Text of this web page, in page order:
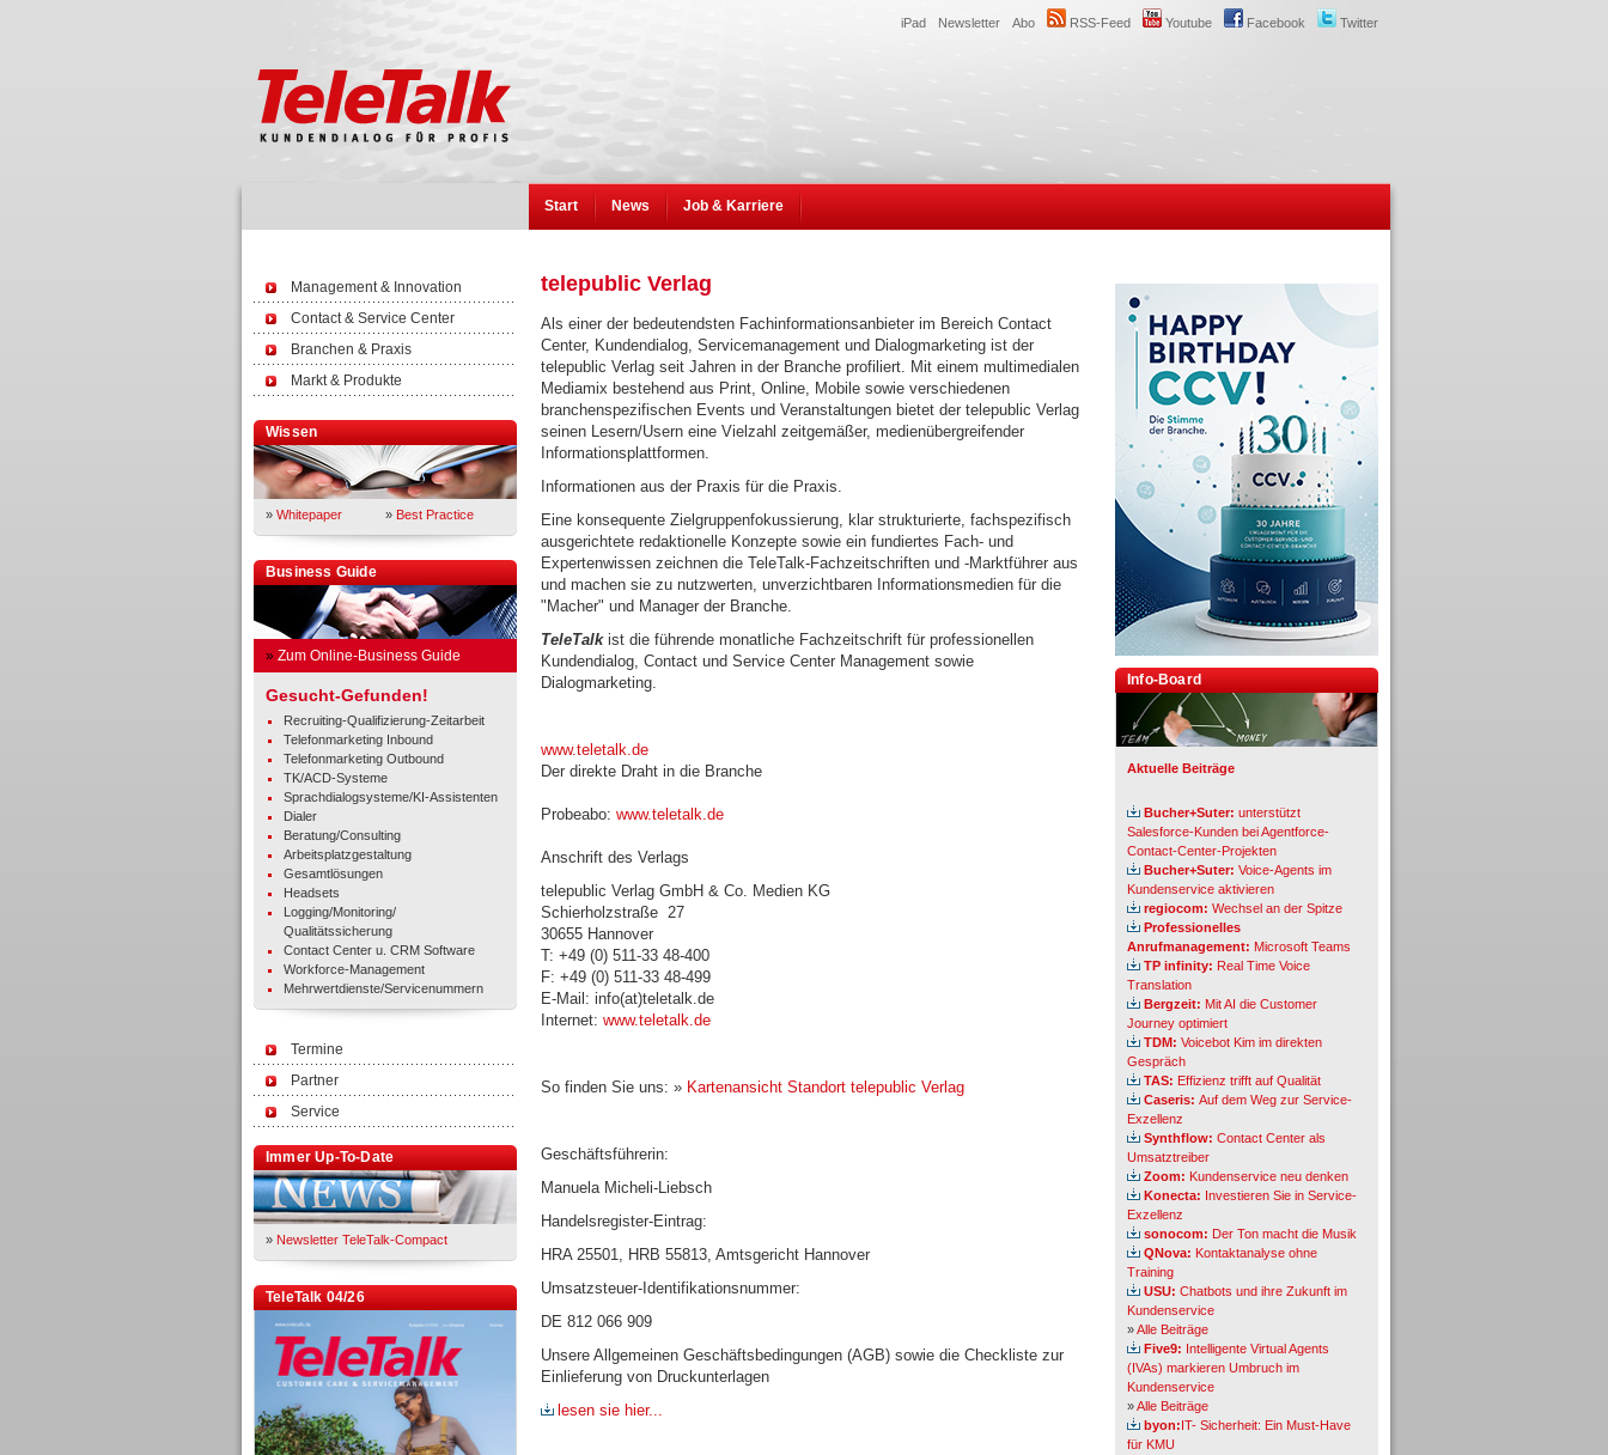
Twitter
Facebook
Youtube
RSS-Feed
Abo
Newsletter
iPad
Start News Job & Karriere
Management & Innovation
Contact & Service Center
Branchen & Praxis
Markt & Produkte
Wissen
» Whitepaper » Best Practice
Business Guide
» Zum Online-Business Guide
Gesucht-Gefunden!
Recruiting-Qualifizierung-Zeitarbeit
Telefonmarketing Inbound
Telefonmarketing Outbound
TK/ACD-Systeme
Sprachdialogsysteme/KI-Assistenten
Dialer
Beratung/Consulting
Arbeitsplatzgestaltung
Gesamtlösungen
Headsets
Logging/Monitoring/
Qualitätssicherung
Contact Center u. CRM Software
Workforce-Management
Mehrwertdienste/Servicenummern
Termine
Partner
Service
Immer Up-To-Date
» Newsletter TeleTalk-Compact
TeleTalk 04/26
telepublic Verlag
Als einer der bedeutendsten Fachinformationsanbieter im Bereich Contact
Center, Kundendialog, Servicemanagement und Dialogmarketing ist der
telepublic Verlag seit Jahren in der Branche profiliert. Mit einem multimedialen
Mediamix bestehend aus Print, Online, Mobile sowie verschiedenen
branchenspezifischen Events und Veranstaltungen bietet der telepublic Verlag
seinen Lesern/Usern eine Vielzahl zeitgemäßer, medienübergreifender
Informationsplattformen.
Informationen aus der Praxis für die Praxis.
Eine konsequente Zielgruppenfokussierung, klar strukturierte, fachspezifisch
ausgerichtete redaktionelle Konzepte sowie ein fundiertes Fach- und
Expertenwissen zeichnen die TeleTalk-Fachzeitschriften und -Marktführer aus
und machen sie zu nutzwerten, unverzichtbaren Informationsmedien für die
"Macher" und Manager der Branche.
TeleTalkist die führende monatliche Fachzeitschrift für professionellen
Kundendialog, Contact und Service Center Management sowie
Dialogmarketing.
www.teletalk.de
Der direkte Draht in die Branche
Probeabo: www.teletalk.de
Anschrift des Verlags
telepublic Verlag GmbH & Co. Medien KG
Schierholzstraße 27
30655 Hannover
T: +49 (0) 511-33 48-400
F: +49 (0) 511-33 48-499
E-Mail: info(at)teletalk.de
Internet: www.teletalk.de
So finden Sie uns: » Kartenansicht Standort telepublic Verlag
Geschäftsführerin:
Manuela Micheli-Liebsch
Handelsregister-Eintrag:
HRA 25501, HRB 55813, Amtsgericht Hannover
Umsatzsteuer-Identifikationsnummer:
DE 812 066 909
Unsere Allgemeinen Geschäftsbedingungen (AGB) sowie die Checkliste zur
Einlieferung von Druckunterlagen
lesen sie hier...
Info-Board
Aktuelle Beiträge
Bucher+Suter: unterstützt
Salesforce-Kunden bei Agentforce-
Contact-Center-Projekten
Bucher+Suter: Voice-Agents im
Kundenservice aktivieren
regiocom: Wechsel an der Spitze
Professionelles
Anrufmanagement: Microsoft Teams
TP infinity: Real Time Voice
Translation
Bergzeit: Mit AI die Customer
Journey optimiert
TDM: Voicebot Kim im direkten
Gespräch
TAS: Effizienz trifft auf Qualität
Caseris: Auf dem Weg zur Service-
Exzellenz
Synthflow: Contact Center als
Umsatztreiber
Zoom: Kundenservice neu denken
Konecta: Investieren Sie in Service-
Exzellenz
sonocom: Der Ton macht die Musik
QNova: Kontaktanalyse ohne
Training
USU: Chatbots und ihre Zukunft im
Kundenservice
»Alle Beiträge
Five9: Intelligente Virtual Agents
(IVAs) markieren Umbruch im
Kundenservice
»Alle Beiträge
byon:IT- Sicherheit: Ein Must-Have
für KMU